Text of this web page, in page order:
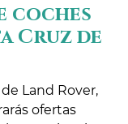
coches
Cruz de
Land Rover,
ofertas